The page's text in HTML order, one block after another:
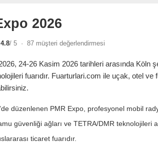
2026
4.8/ 5 · 87 müşteri değerlendirmesi
24-26 Kasim 2026 tarihleri arasında Köln
fuarıdır. Fuarturlari.com ile uçak, otel ve
düzenlenen PMR Expo, profesyonel mobil
güvenliği ağları ve TETRA/DMR teknolojileri
ticaret fuarıdır.